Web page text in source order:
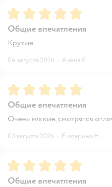
Рейтинг:5
Общие впечатления
Крутые
04 августа 2026 · Алёна Я.
Рейтинг:5
Общие впечатления
Очень мягкие, смотрятся
03 августа 2026 · Екатерина Н.
Рейтинг:5
Общие впечатления